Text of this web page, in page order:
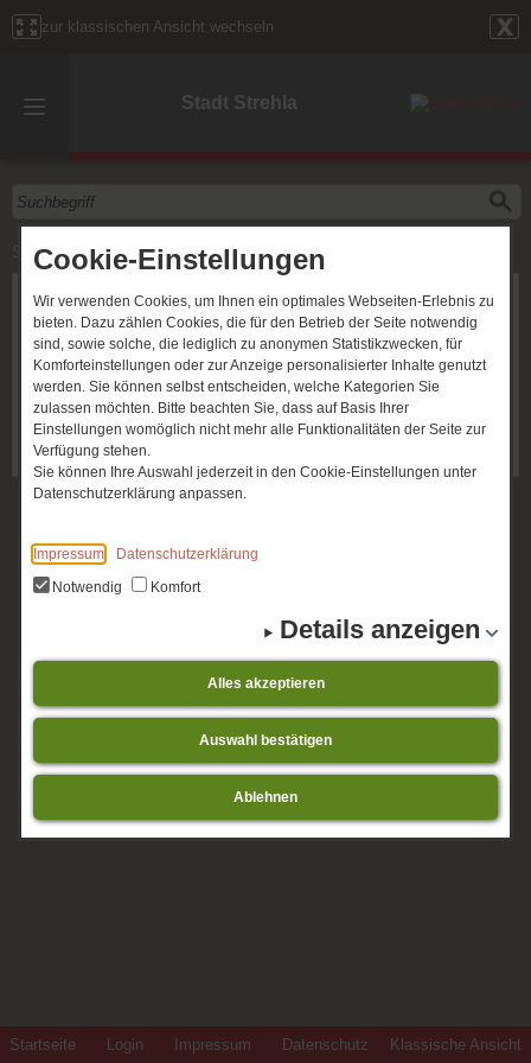
Cookie-Einstellungen
Wir verwenden Cookies, um Ihnen ein optimales Webseiten-Erlebnis zu
bieten. Dazu zählen Cookies, die für den Betrieb der Seite notwendig
sind, sowie solche, die lediglich zu anonymen Statistikzwecken, für
Komforteinstellungen oder zur Anzeige personalisierter Inhalte genutzt
werden. Sie können selbst entscheiden, welche Kategorien Sie
zulassen möchten. Bitte beachten Sie, dass auf Basis Ihrer
Einstellungen womöglich nicht mehr alle Funktionalitäten der Seite zur
Verfügung stehen.
Sie können Ihre Auswahl jederzeit in den Cookie-Einstellungen unter
Datenschutzerklärung anpassen.
Impressum
Datenschutzerklärung
Notwendig
Komfort
Details anzeigen
Alles akzeptieren
Auswahl bestätigen
Ablehnen
zur klassischen Ansicht wechseln
Stadt Strehla
Start»Rechtsgrundlagen»Ortsrecht»Wasserwehrsatzung Strehla
Ortsrecht
Wasserwehrsatzung Strehla
Download:
Wasserwehrsatzung Strehla
beschlossen am 17.​10.​2013, gültig ab 02.​11.​2013 [38.9 kB]
Startseite Login Impressum Datenschutz Klassische Ansicht